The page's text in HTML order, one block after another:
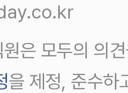
은 모두의 의
을 제정, 준수하